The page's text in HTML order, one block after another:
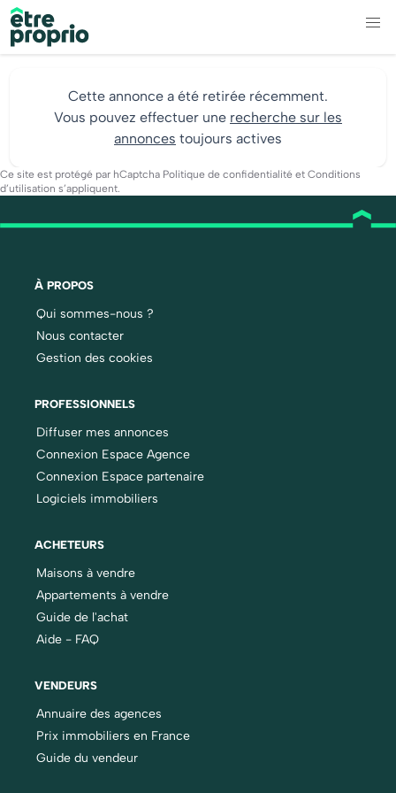
Cette annonce a été retirée récemment.
Vous pouvez effectuer une recherche sur les
annonces toujours actives
Ce site est protégé par hCaptcha Politique de confidentialité et Conditions
d’utilisation s’appliquent.
À PROPOS
Qui sommes-nous ?
Nous contacter
Gestion des cookies
PROFESSIONNELS
Diffuser mes annonces
Connexion Espace Agence
Connexion Espace partenaire
Logiciels immobiliers
ACHETEURS
Maisons à vendre
Appartements à vendre
Guide de l'achat
Aide - FAQ
VENDEURS
Annuaire des agences
Prix immobiliers en France
Guide du vendeur